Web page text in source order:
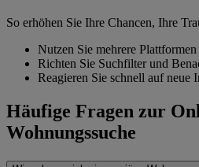
So erhöhen Sie Ihre Chancen, Ihre
Nutzen Sie mehrere
Richten Sie Suchfilter und
Reagieren Sie schnell auf neue
Häufige Fragen zur
Wohnungssuche